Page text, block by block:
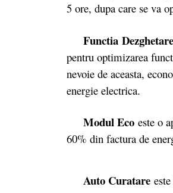
5 ore, dupa care se va
Functia
pentru optimizarea
nevoie de aceasta,
energie electrica.
Modul Eco este o
60% din factura de
Auto Curatare